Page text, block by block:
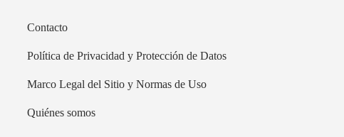
Contacto
Política de Privacidad y Protección de Datos
Marco Legal del Sitio y Normas de Uso
Quiénes somos